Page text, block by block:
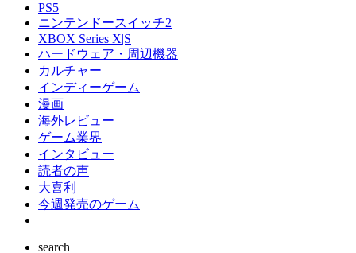
PS5
ニンテンドースイッチ2
XBOX Series X|S
ハードウェア・周辺機器
カルチャー
インディーゲーム
漫画
海外レビュー
ゲーム業界
インタビュー
読者の声
大喜利
今週発売のゲーム
search